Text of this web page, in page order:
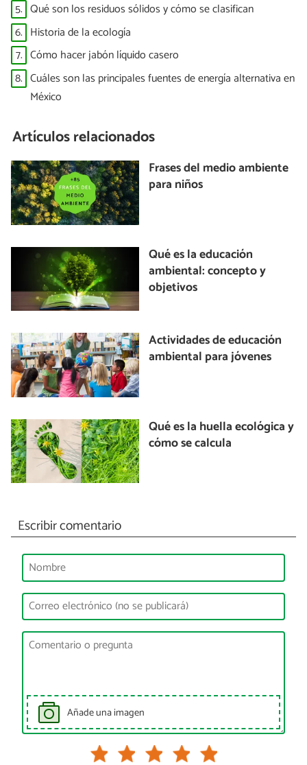
5. Qué son los residuos sólidos y cómo se clasifican
6. Historia de la ecología
7. Cómo hacer jabón líquido casero
8. Cuáles son las principales fuentes de energía alternativa en
México
Artículos relacionados
Frases del medio ambiente
para niños
Qué es la educación
ambiental: concepto y
objetivos
Actividades de educación
ambiental para jóvenes
Qué es la huella ecológica y
cómo se calcula
Escribir comentario
Añade una imagen